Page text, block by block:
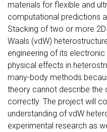
materials for flexible and
computational predictions
Stacking of two or more
Waals (vdW)
engineering of its
physical effects in
many-body methods
theory cannot describe the
correctly. The project will
understanding of vdW
experimental research as